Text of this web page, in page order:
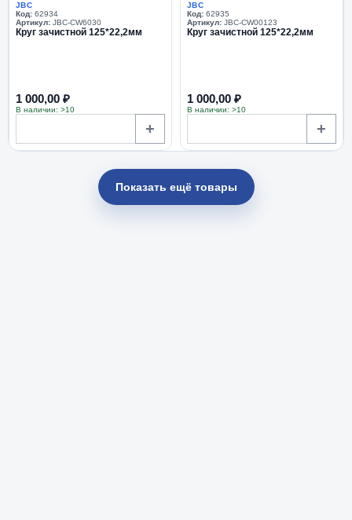
JBC
Код: 62934
Артикул: JBC-CW6030
Круг зачистной 125*22,2мм
1 000,00 ₽
В наличии: >10
+
JBC
Код: 62935
Артикул: JBC-CW00123
Круг зачистной 125*22,2мм
1 000,00 ₽
В наличии: >10
+
Показать ещё товары